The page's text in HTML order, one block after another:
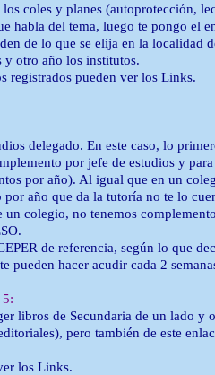
coles y planes (autoprotección,
habla del tema, luego te pongo el
de lo que se elija en la localidad
y otro año los institutos.
registrados pueden ver los Links.
delegado. En este caso, lo
por jefe de estudios y
por año). Al igual que en un
año que da la tutoría no te lo
colegio, no tenemos
de referencia, según lo que
pueden hacer acudir cada 2
libros de Secundaria de un lado
pero también de este
los Links.